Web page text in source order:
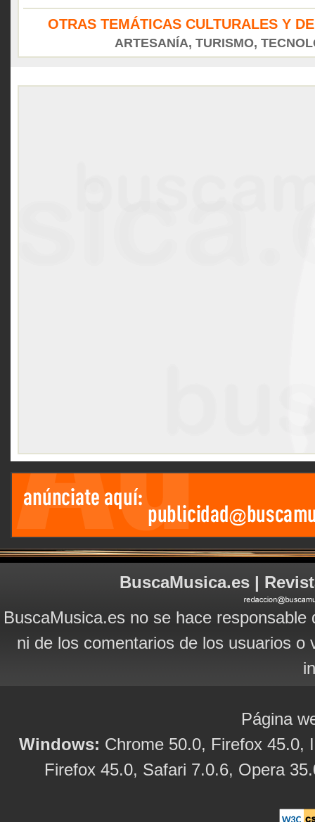
OTRAS TEMÁTICAS CULTURALES Y
ARTESANÍA, TURISMO,
BuscaMusica.es |
BuscaMusica.es no se hace
ni de los comentarios de los usuarios
Página
Windows: Chrome 50.0, Firefox 45.0,
Firefox 45.0, Safari 7.0.6, Opera